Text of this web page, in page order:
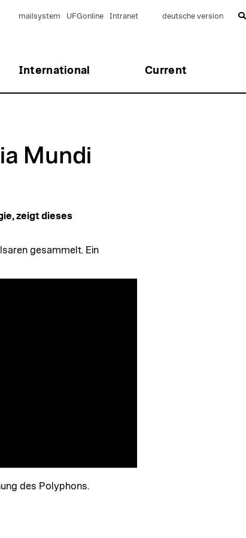
International Current
mailsystem UFGonline Intranet deutsche version
Mundi
zeigt dieses
gesammelt. Ein
des Polyphons.